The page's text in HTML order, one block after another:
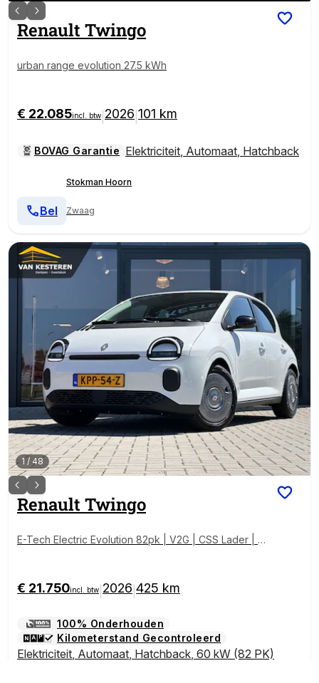
Renault Twingo
urban range evolution 27.5 kWh
€ 22.085incl. btw 2026 101 km
BOVAG Garantie Elektriciteit, Automaat, Hatchback
Stokman Hoorn
Zwaag
Bel
1/ 48
Renault Twingo
E-Tech Electric Evolution 82pk | V2G | CSS Lader | L
€ 21.750incl. btw 2026 425 km
100% Onderhouden
Kilometerstand Gecontroleerd
Elektriciteit, Automaat, Hatchback, 60 kW (82 PK)